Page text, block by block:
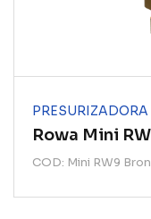
Rowa Mini
COD: Mini RW9